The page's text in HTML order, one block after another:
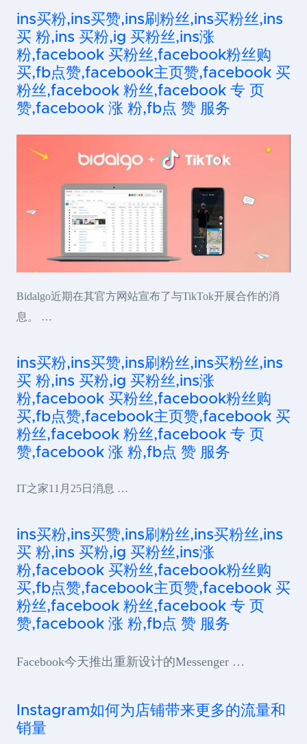
ins买粉,ins买赞,ins刷粉丝,ins买粉丝,ins
买 粉,ins 买粉,ig 买粉丝,ins涨
粉,facebook 买粉丝,facebook粉丝购
买,fb点赞,facebook主页赞,facebook 买
粉丝,facebook 粉丝,facebook 专 页
赞,facebook 涨 粉,fb点 赞 服务
Bidalgo近期在其官方网站宣布了与TikTok开展合作的消
息。 …
ins买粉,ins买赞,ins刷粉丝,ins买粉丝,ins
买 粉,ins 买粉,ig 买粉丝,ins涨
粉,facebook 买粉丝,facebook粉丝购
买,fb点赞,facebook主页赞,facebook 买
粉丝,facebook 粉丝,facebook 专 页
赞,facebook 涨 粉,fb点 赞 服务
IT之家11月25日消息 …
ins买粉,ins买赞,ins刷粉丝,ins买粉丝,ins
买 粉,ins 买粉,ig 买粉丝,ins涨
粉,facebook 买粉丝,facebook粉丝购
买,fb点赞,facebook主页赞,facebook 买
粉丝,facebook 粉丝,facebook 专 页
赞,facebook 涨 粉,fb点 赞 服务
Facebook今天推出重新设计的Messenger …
Instagram如何为店铺带来更多的流量和
销量